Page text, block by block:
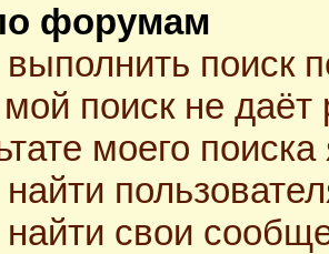
форумам
выполнить
поиск не даёт
моего
найти свои